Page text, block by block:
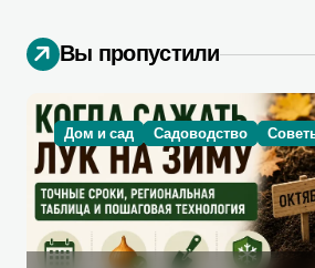
Вы пропустили
Дом и сад Садоводство